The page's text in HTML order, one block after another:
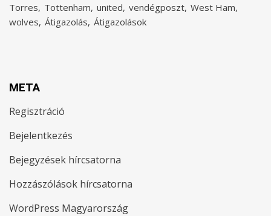
Torres Tottenham united vendégposzt West Ham
wolves Átigazolás Átigazolások
META
Regisztráció
Bejelentkezés
Bejegyzések hírcsatorna
Hozzászólások hírcsatorna
WordPress Magyarország